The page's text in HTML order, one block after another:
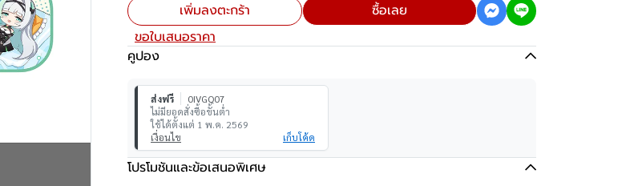
เพิ่มลงตะกร้า
ซื้อเลย
ขอใบเสนอราคา
คูปอง
ส่งฟรี
0IVGQ07
ไม่มียอดสั่งซื้อขั้นต่ำ
ใช้ได้ตั้งแต่ 1 พ.ค. 2569
เงื่อนไข
เก็บโค้ด
โปรโมชันและข้อเสนอพิเศษ